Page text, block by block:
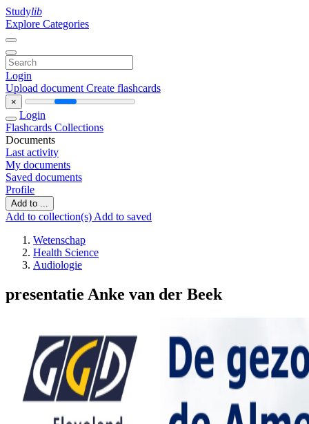
Studylib
Explore Categories
Login
Upload document Create flashcards
×
Login
Flashcards Collections
Documents
Last activity
My documents
Saved documents
Profile
Add to ...
Add to collection(s) Add to saved
Wetenschap
Health Science
Audiologie
presentatie Anke van der Beek